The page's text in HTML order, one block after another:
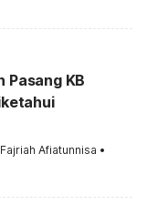
Pasang KB
Afiatunnisa •